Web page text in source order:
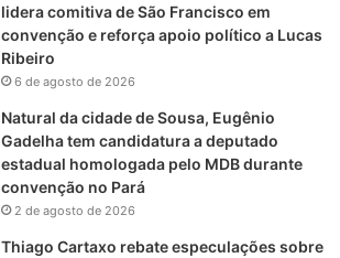
lidera comitiva de São Francisco em
convenção e reforça apoio político a Lucas
Ribeiro
6 de agosto de 2026
Natural da cidade de Sousa, Eugênio
Gadelha tem candidatura a deputado
estadual homologada pelo MDB durante
convenção no Pará
2 de agosto de 2026
Thiago Cartaxo rebate especulações sobre